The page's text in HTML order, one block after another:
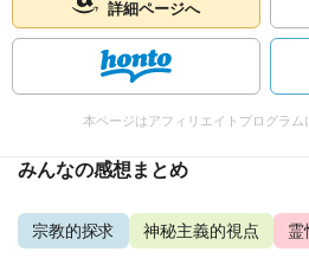
詳細ページへ
本ページはアフィリエイトプログラム
みんなの感想まとめ
宗教的探求 神秘主義的視点 霊